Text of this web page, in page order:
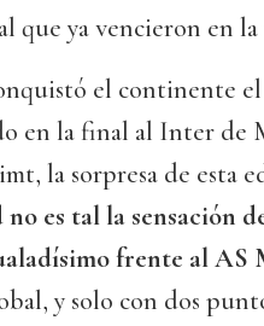
que ya vencieron en la
el continente el
en la final al Inter de
la sorpresa de esta
es tal la sensación
frente al AS
y solo con dos